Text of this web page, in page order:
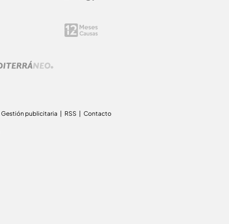
Gestión publicitaria RSS Contacto